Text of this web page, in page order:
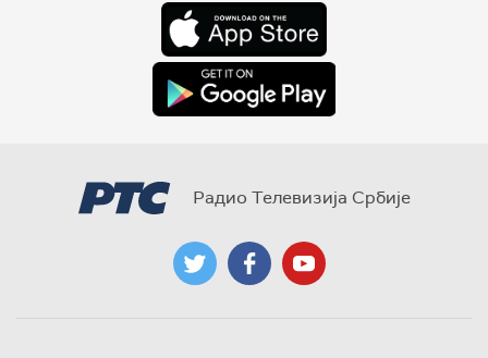
Радио Телевизија Србије